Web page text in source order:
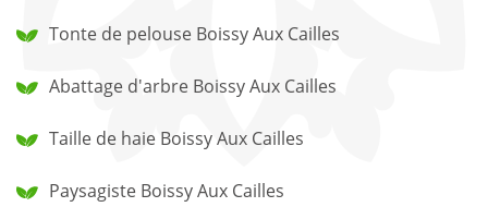
Tonte de pelouse Boissy Aux Cailles
Abattage d'arbre Boissy Aux Cailles
Taille de haie Boissy Aux Cailles
Paysagiste Boissy Aux Cailles